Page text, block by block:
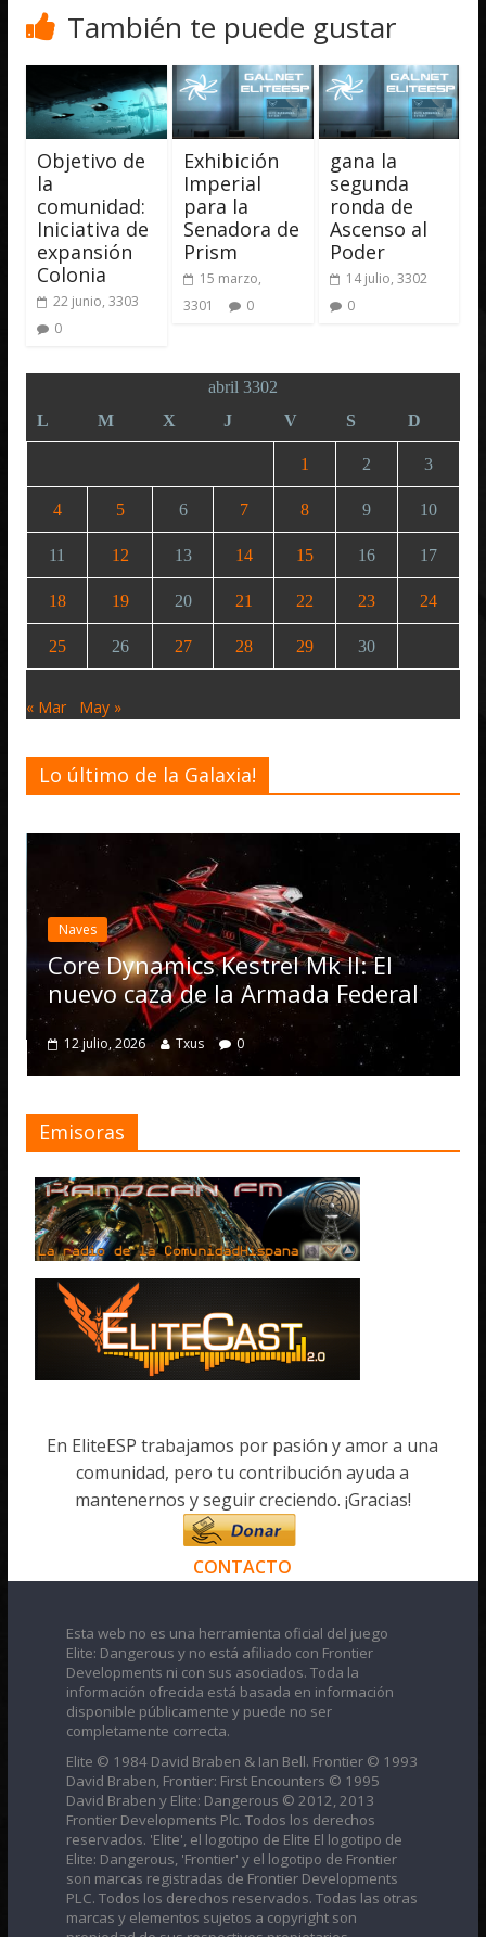
También te puede gustar
Objetivo de
la
comunidad:
Iniciativa de
expansión
Colonia
22 junio, 3303
0
Exhibición
Imperial
para la
Senadora de
Prism
15 marzo,
3301
0
gana la
segunda
ronda de
Ascenso al
Poder
14 julio, 3302
0
abril 3302
L
M X J V S D
1 2 3
4 5 6 7 8 9 10
11 12 13 14 15 16 17
18 19 20 21 22 23 24
25 26 27 28 29 30
« Mar May »
Lo último de la Galaxia!
Mk II: El
Federal
Elite Dangerous
actualización 4.4.0:
Operations, el
numerosas mejoras
4 julio, 2026 Txus
Emisoras
En EliteESP trabajamos por pasión y amor a una
comunidad, pero tu contribución ayuda a
mantenernos y seguir creciendo. ¡Gracias!
CONTACTO
Esta web no es una herramienta oficial del juego
Elite: Dangerous y no está afiliado con Frontier
Developments ni con sus asociados. Toda la
información ofrecida está basada en información
disponible públicamente y puede no ser
completamente correcta.
Elite © 1984 David Braben & Ian Bell. Frontier © 1993
David Braben, Frontier: First Encounters © 1995
David Braben y Elite: Dangerous © 2012, 2013
Frontier Developments Plc. Todos los derechos
reservados. 'Elite', el logotipo de Elite El logotipo de
Elite: Dangerous, 'Frontier' y el logotipo de Frontier
son marcas registradas de Frontier Developments
PLC. Todos los derechos reservados. Todas las otras
marcas y elementos sujetos a copyright son